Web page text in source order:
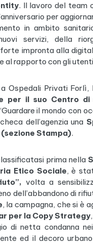
. Il lavoro del team
per
in ambito
servizi, della
impronta alla
al rapporto con gli
Ospedali Privati Forlì,
per il suo Centro di
il mondo con
dell’agenzia una
Stampa).
prima nella
Etico Sociale, è
volta a
dell’abbandono di
, la campagna, che si è
per la Copy Strategy
di netta condanna
ed il decoro